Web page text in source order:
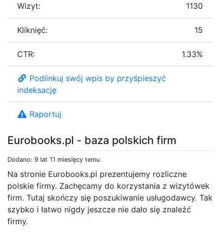
Eurobooks.pl - baza polskich firm
Dodano: 9 lat 11 miesięcy temu
Na stronie Eurobooks.pl prezentujemy rozliczne
polskie firmy. Zachęcamy do korzystania z wizytówek
firm. Tutaj skończy się poszukiwanie usługodawcy. Tak
szybko i łatwo nigdy jeszcze nie dało się znaleźć
firmy.
Wizyt: 1130
Kliknięć: 15
CTR: 1.33%
Podlinkuj swój wpis by przyśpieszyć
indeksację
Raportuj